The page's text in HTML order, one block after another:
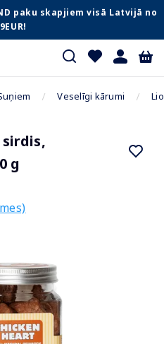
paku skapjiem visā Latvijā no
Veselīgi kārumi
sirdis,
g